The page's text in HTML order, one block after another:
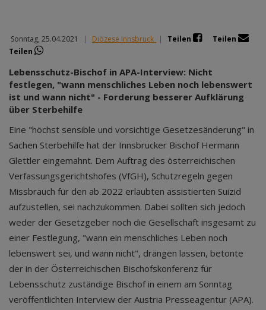
Sonntag, 25.04.2021 | Diözese Innsbruck | Teilen
Teilen
Teilen
Lebensschutz-Bischof in APA-Interview: Nicht
festlegen, "wann menschliches Leben noch lebenswert
ist und wann nicht" - Forderung besserer Aufklärung
über Sterbehilfe
Eine "höchst sensible und vorsichtige Gesetzesänderung" in
Sachen Sterbehilfe hat der Innsbrucker Bischof Hermann
Glettler eingemahnt. Dem Auftrag des österreichischen
Verfassungsgerichtshofes (VfGH), Schutzregeln gegen
Missbrauch für den ab 2022 erlaubten assistierten Suizid
aufzustellen, sei nachzukommen. Dabei sollten sich jedoch
weder der Gesetzgeber noch die Gesellschaft insgesamt zu
einer Festlegung, "wann ein menschliches Leben noch
lebenswert sei, und wann nicht", drängen lassen, betonte
der in der Österreichischen Bischofskonferenz für
Lebensschutz zuständige Bischof in einem am Sonntag
veröffentlichten Interview der Austria Presseagentur (APA).